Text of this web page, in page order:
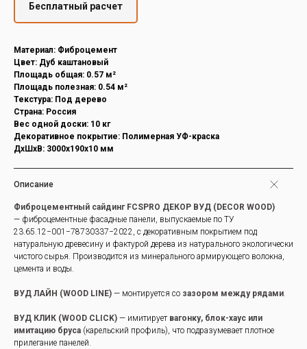
Бесплатный расчет
Материал: Фиброцемент
Цвет: Дуб каштановый
Площадь общая: 0.57 м²
Площадь полезная: 0.54 м²
Текстура: Под дерево
Страна: Россия
Вес одной доски: 10 кг
Декоративное покрытие: Полимерная УФ-краска
ДxШxВ: 3000x190x10 мм
Описание
Фиброцементный сайдинг FCSPRO ДЕКОР ВУД (DECOR WOOD)
— фиброцементные фасадные панели, выпускаемые по ТУ
23.65.12−001−78730337−2022, с декоративным покрытием под
натуральную древесину и фактурой дерева из натурального экологически
чистого сырья. Производится из минерального армирующего волокна,
цемента и воды.
ВУД ЛАЙН (WOOD LINE) — монтируется со зазором между рядами.
ВУД КЛИК (WOOD CLICK) — имитирует вагонку, блок-хаус или
имитацию бруса (карельский профиль), что подразумевает плотное
прилегание панелей.